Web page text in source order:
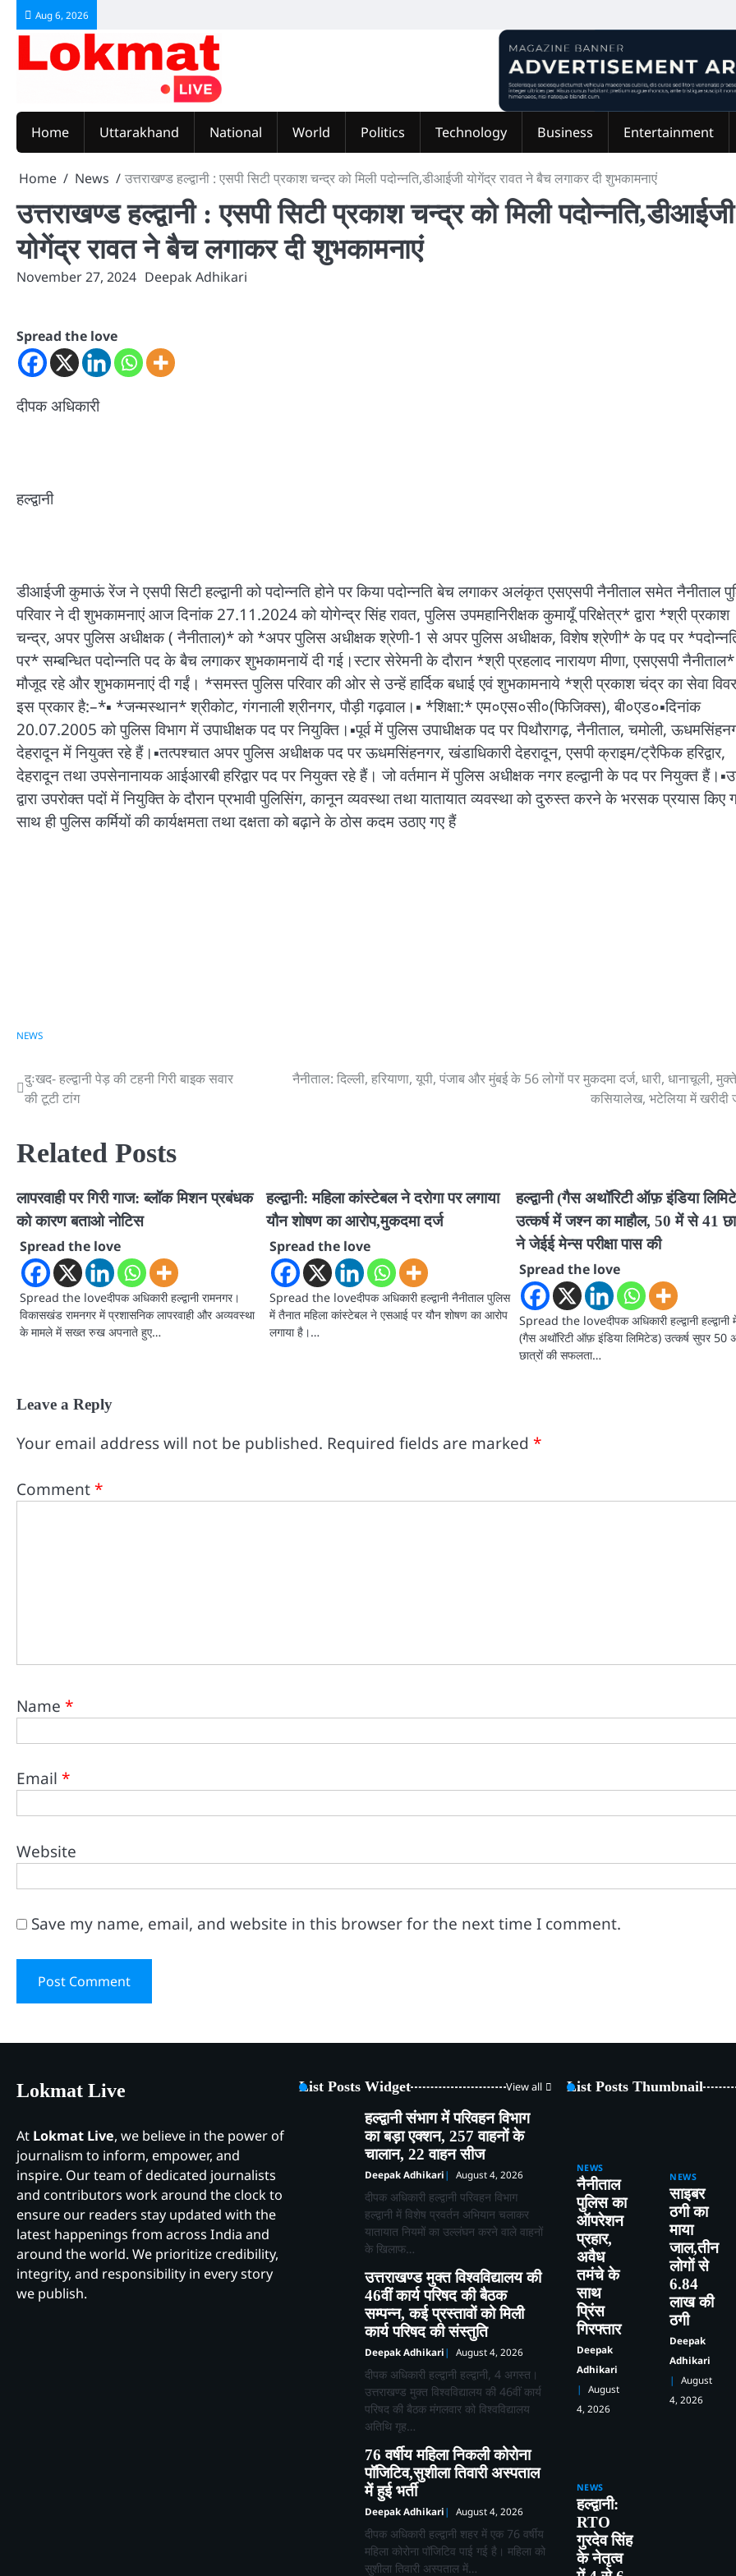
Aug 6, 2026
Home Uttarakhand National World Politics Technology Business Entertainment
Home News उत्तराखण्ड हल्द्वानी : एसपी सिटी प्रकाश चन्द्र को मिली पदोन्नति,डीआईजी योगेंद्र रावत ने बैच लगाकर दी शुभकामनाएं
उत्तराखण्ड हल्द्वानी : एसपी सिटी प्रकाश चन्द्र को मिली पदोन्नति,डीआईजी
योगेंद्र रावत ने बैच लगाकर दी शुभकामनाएं
November 27, 2024 Deepak Adhikari
Spread the love
दीपक अधिकारी
हल्द्वानी
डीआईजी कुमाऊं रेंज ने एसपी सिटी हल्द्वानी को पदोन्नति होने पर किया पदोन्नति बेच लगाकर अलंकृत एसएसपी नैनीताल समेत नैनीताल
परिवार ने दी शुभकामनाएं आज दिनांक 27.11.2024 को योगेन्द्र सिंह रावत, पुलिस उपमहानिरीक्षक कुमायूँ परिक्षेत्र* द्वारा *श्री प्रकाश
चन्द्र, अपर पुलिस अधीक्षक ( नैनीताल)* को *अपर पुलिस अधीक्षक श्रेणी-1 से अपर पुलिस अधीक्षक, विशेष श्रेणी* के पद पर
पर* सम्बन्धित पदोन्नति पद के बैच लगाकर शुभकामनायें दी गई।स्टार सेरेमनी के दौरान *श्री प्रहलाद नारायण मीणा, एसएसपी
मौजूद रहे और शुभकामनाएं दी गईं। *समस्त पुलिस परिवार की ओर से उन्हें हार्दिक बधाई एवं शुभकामनाये *श्री प्रकाश चंद्र का सेवा
इस प्रकार है:–*▪️ *जन्मस्थान* श्रीकोट, गंगनाली श्रीनगर, पौड़ी गढ़वाल।▪️ *शिक्षा:* एम०एस०सी०(फिजिक्स), बी०एड०▪️दिनांक
20.07.2005 को पुलिस विभाग में उपाधीक्षक पद पर नियुक्ति।▪️पूर्व में पुलिस उपाधीक्षक पद पर पिथौरागढ़, नैनीताल, चमोली,
देहरादून में नियुक्त रहे हैं।▪️तत्पश्चात अपर पुलिस अधीक्षक पद पर ऊधमसिंहनगर, खंडाधिकारी देहरादून, एसपी क्राइम/ट्रैफिक हरिद्वार,
देहरादून तथा उपसेनानायक आईआरबी हरिद्वार पद पर नियुक्त रहे हैं। जो वर्तमान में पुलिस अधीक्षक नगर हल्द्वानी के पद पर नियुक्त
द्वारा उपरोक्त पदों में नियुक्ति के दौरान प्रभावी पुलिसिंग, कानून व्यवस्था तथा यातायात व्यवस्था को दुरुस्त करने के भरसक प्रयास किए
साथ ही पुलिस कर्मियों की कार्यक्षमता तथा दक्षता को बढ़ाने के ठोस कदम उठाए गए हैं
NEWS
Post
navigation
दुःखद- हल्द्वानी पेड़ की टहनी गिरी बाइक सवार
की टूटी टांग
नैनीताल: दिल्ली, हरियाणा, यूपी, पंजाब और मुंबई के 56 लोगों पर मुकदमा दर्ज, धारी, धानाचूली,
कसियालेख, भटेलिया में खरीदी
Related Posts
लापरवाही पर गिरी गाज: ब्लॉक मिशन प्रबंधक
को कारण बताओ नोटिस
Spread the love
Spread the loveदीपक अधिकारी हल्द्वानी रामनगर।
विकासखंड रामनगर में प्रशासनिक लापरवाही और अव्यवस्था
के मामले में सख्त रुख अपनाते हुए…
हल्द्वानी: महिला कांस्टेबल ने दरोगा पर लगाया
यौन शोषण का आरोप,मुकदमा दर्ज
Spread the love
Spread the loveदीपक अधिकारी हल्द्वानी नैनीताल पुलिस
में तैनात महिला कांस्टेबल ने एसआई पर यौन शोषण का आरोप
लगाया है।…
हल्द्वानी (गैस अथॉरिटी ऑफ़ इंडिया
उत्कर्ष में जश्न का माहौल, 50 में से 41
ने जेईई मेन्स परीक्षा पास की
Spread the love
Spread the loveदीपक अधिकारी हल्द्वानी
(गैस अथॉरिटी ऑफ़ इंडिया लिमिटेड) उत्कर्ष सुपर 50
छात्रों की सफलता…
Leave a Reply
Your email address will not be published. Required fields are marked *
Comment*
Name *
Email *
Website
Save my name, email, and website in this browser for the next time I comment.
Lokmat Live
At Lokmat Live, we believe in the power of
journalism to inform, empower, and
inspire. Our team of dedicated journalists
and contributors work around the clock to
ensure our readers stay updated with the
latest happenings from across India and
around the world. We prioritize credibility,
integrity, and responsibility in every story
we publish.
List Posts Widget View all
हल्द्वानी संभाग में परिवहन विभाग
का बड़ा एक्शन, 257 वाहनों के
चालान, 22 वाहन सीज
Deepak Adhikari August 4, 2026
दीपक अधिकारी हल्द्वानी परिवहन विभाग
हल्द्वानी में विशेष प्रवर्तन अभियान चलाकर
यातायात नियमों का उल्लंघन करने वाले वाहनों
के खिलाफ…
उत्तराखण्ड मुक्त विश्वविद्यालय की
46वीं कार्य परिषद की बैठक
सम्पन्न, कई प्रस्तावों को मिली
कार्य परिषद की संस्तुति
Deepak Adhikari August 4, 2026
दीपक अधिकारी हल्द्वानी हल्द्वानी, 4 अगस्त।
उत्तराखण्ड मुक्त विश्वविद्यालय की 46वीं कार्य
परिषद की बैठक मंगलवार को विश्वविद्यालय
अतिथि गृह…
76 वर्षीय महिला निकली कोरोना
पॉजिटिव,सुशीला तिवारी अस्पताल
में हुई भर्ती
Deepak Adhikari August 4, 2026
दीपक अधिकारी हल्द्वानी शहर में एक 76 वर्षीय
महिला कोरोना पॉजिटिव पाई गई है। महिला को
सुशीला तिवारी अस्पताल में…
List Posts Thumbnail
NEWS
नैनीताल
पुलिस का
ऑपरेशन
प्रहार,
अवैध
तमंचे के
साथ
प्रिंस
गिरफ्तार
Deepak
Adhikari
August
4, 2026
NEWS
साइबर
ठगी का
माया
जाल,तीन
लोगों से
6.84
लाख की
ठगी
Deepak
Adhikari
August
4, 2026
NEWS
हल्द्वानी:
RTO
गुरदेव सिंह
के नेतृत्व